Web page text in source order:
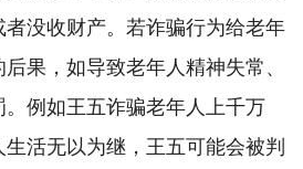
没收财产。若诈骗行为给老年
果，如导致老年人精神失常、
。例如王五诈骗老年人上千万
活无以为继，王五可能会被判